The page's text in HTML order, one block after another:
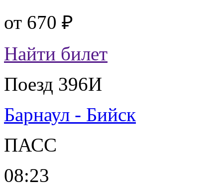
от 670 ₽
Найти билет
Поезд 396И
Барнаул - Бийск
ПАСС
08:23